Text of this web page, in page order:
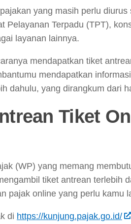
yang masih perlu
Pelayanan Terpadu (TPT),
layanan lainnya.
mendapatkan tiket
mendapatkan
dahulu, yang dirangkum dari
Tiket
(WP) yang memang
tiket antrean terlebih
pajak online yang perlu kamu
di https://kunjung.pajak.go.id/